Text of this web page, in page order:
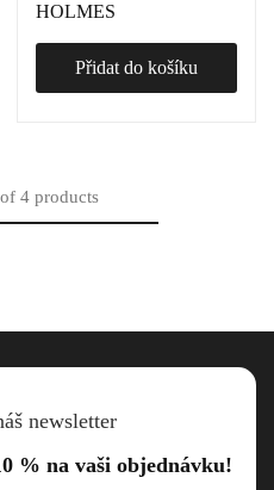
HOLMES
Přidat do košíku
of 4 products
newsletter
% na vaši objednávku!